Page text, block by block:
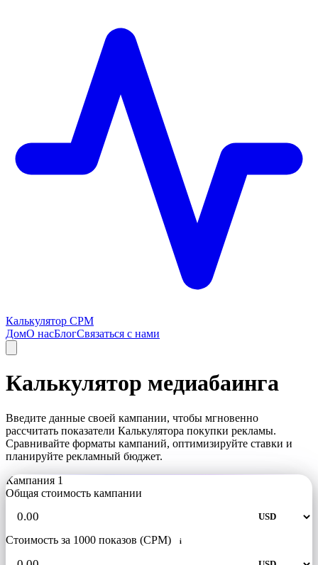
Калькулятор CPM
ДомО насБлогСвязаться с нами
Калькулятор медиабаинга
Введите данные своей кампании, чтобы мгновенно
рассчитать показатели Калькулятора покупки рекламы.
Сравнивайте форматы кампаний, оптимизируйте ставки и
планируйте рекламный бюджет.
Кампания 1
Общая стоимость кампании
Стоимость за 1000 показов (CPM) i